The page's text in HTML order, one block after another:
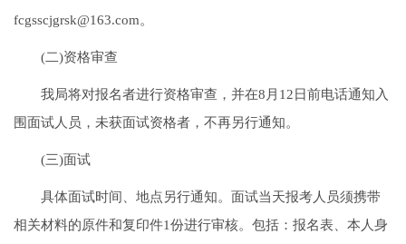
fcgsscjgrsk@163.com。
(二)资格审查
我局将对报名者进行资格审查，并在8月12日前电话通知入
围面试人员，未获面试资格者，不再另行通知。
(三)面试
具体面试时间、地点另行通知。面试当天报考人员须携带
相关材料的原件和复印件1份进行审核。包括：报名表、本人身